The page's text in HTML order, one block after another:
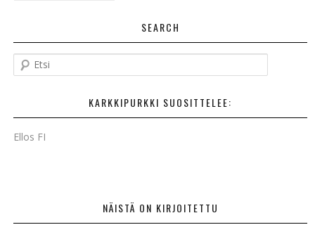
SEARCH
t
KARKKIPURKKI SUOSITTELEE:
Ellos FI
NÄISTÄ ON KIRJOITETTU